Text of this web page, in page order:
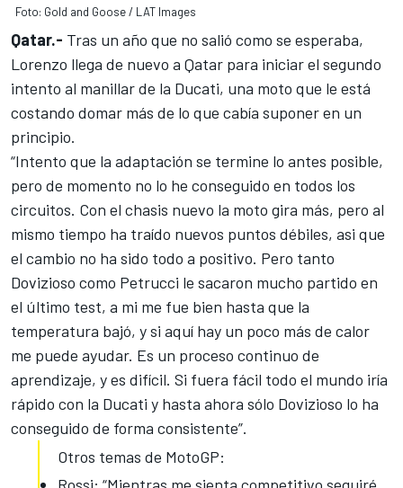
Foto: Gold and Goose / LAT Images
Qatar.- Tras un año que no salió como se esperaba,
Lorenzo llega de nuevo a Qatar para iniciar el segundo
intento al manillar de la Ducati, una moto que le está
costando domar más de lo que cabía suponer en un
principio.
“Intento que la adaptación se termine lo antes posible,
pero de momento no lo he conseguido en todos los
circuitos. Con el chasis nuevo la moto gira más, pero al
mismo tiempo ha traído nuevos puntos débiles, asi que
el cambio no ha sido todo a positivo. Pero tanto
Dovizioso como Petrucci le sacaron mucho partido en
el último test, a mi me fue bien hasta que la
temperatura bajó, y si aquí hay un poco más de calor
me puede ayudar. Es un proceso continuo de
aprendizaje, y es difícil. Si fuera fácil todo el mundo iría
rápido con la Ducati y hasta ahora sólo Dovizioso lo ha
conseguido de forma consistente”.
Otros temas de MotoGP: